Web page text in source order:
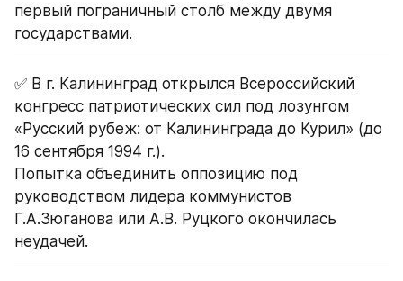
первый пограничный столб между двумя
государствами.
✅ В г. Калининград открылся Всероссийский
конгресс патриотических сил под лозунгом
«Русский рубеж: от Калининграда до Курил» (до
16 сентября 1994 г.).
Попытка объединить оппозицию под
руководством лидера коммунистов
Г.А.Зюганова или А.В. Руцкого окончилась
неудачей.